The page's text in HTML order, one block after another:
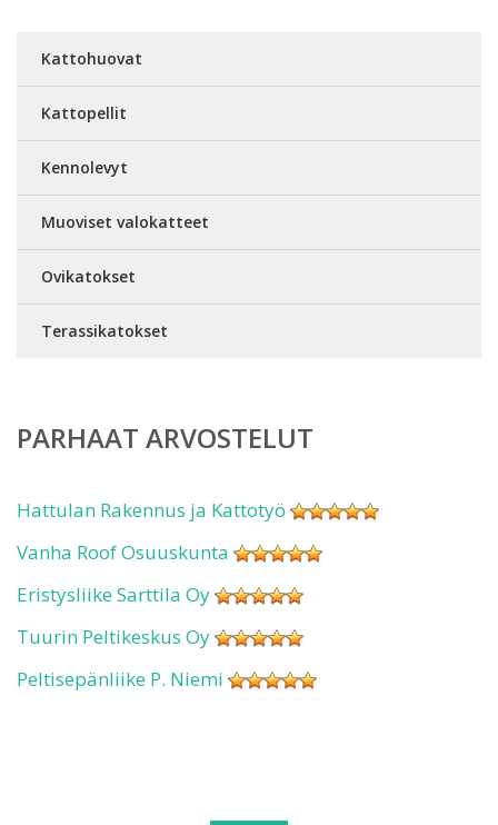
Kattohuovat
Kattopellit
Kennolevyt
Muoviset valokatteet
Ovikatokset
Terassikatokset
PARHAAT ARVOSTELUT
Hattulan Rakennus ja Kattotyö
Vanha Roof Osuuskunta
Eristysliike Sarttila Oy
Tuurin Peltikeskus Oy
Peltisepänliike P. Niemi